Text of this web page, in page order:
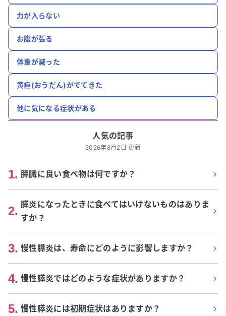
力が入らない
お腹が張る
体重が減った
黄疸(おうだん)がでてきた
他に気になる症状がある
人気の記事
2026年8月2日 更新
1. 膵臓に良い食べ物は何ですか？
2. 膵炎になったときに食べてはいけないものはありま
すか？
3. 慢性膵炎は、寿命にどのように影響しますか？
4. 慢性膵炎ではどのような症状がありますか？
5. 慢性膵炎には初期症状はありますか？